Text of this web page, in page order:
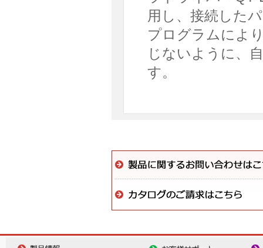
用し、接続した
プログラムによ
じないように、
す。